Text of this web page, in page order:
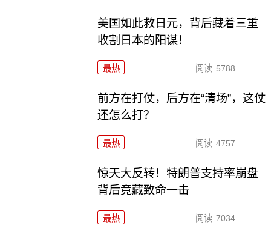
美国如此救日元，背后藏着三重
收割日本的阳谋！
最热 阅读 5788
前方在打仗，后方在“清场”，这仗
还怎么打？
最热 阅读 4757
惊天大反转！特朗普支持率崩盘
背后竟藏致命一击
最热 阅读 7034